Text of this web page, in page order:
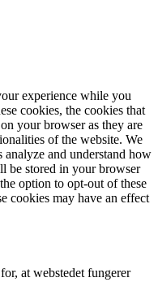
experience while you
cookies, the cookies that
your browser as they are
of the website. We
analyze and understand how
be stored in your browser
option to opt-out of these
cookies may have an effect
at webstedet fungerer